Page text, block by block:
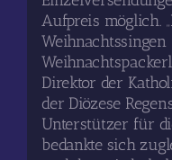
Aufpreis möglich.
Weihnachtssingen
Direktor der
der Diözese
Unterstützer für
bedankte sich